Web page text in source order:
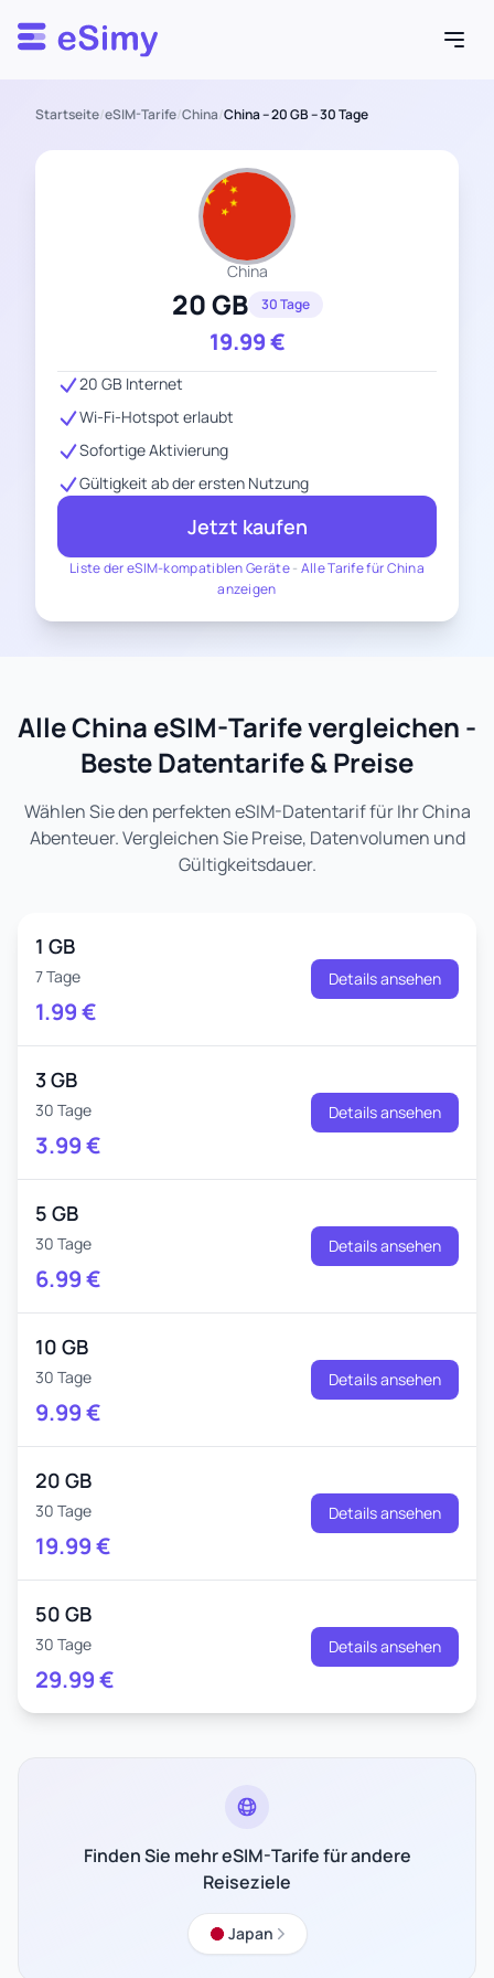
Esimy
Startseite/eSIM-Tarife/China/China – 20 GB – 30 Tage
China
20 GB 30 Tage
19.99€
Liste der eSIM-kompatiblen Geräte- Alle Tarife für China
anzeigen
20 GB Internet
Wi-Fi-Hotspot erlaubt
Sofortige Aktivierung
Gültigkeit ab der ersten Nutzung
Jetzt kaufen
Alle China eSIM-Tarife vergleichen -
Beste Datentarife & Preise
Wählen Sie den perfekten eSIM-Datentarif für Ihr China
Abenteuer. Vergleichen Sie Preise, Datenvolumen und
Gültigkeitsdauer.
1 GB
7 Tage
1.99€
Details ansehen
3 GB
30 Tage
3.99€
Details ansehen
5 GB
30 Tage
6.99€
Details ansehen
10 GB
30 Tage
9.99€
Details ansehen
20 GB
30 Tage
19.99€
Details ansehen
50 GB
30 Tage
29.99€
Details ansehen
Finden Sie mehr eSIM-Tarife für andere
Reiseziele
Japan